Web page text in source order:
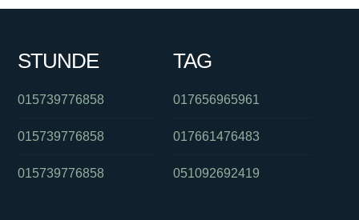
STUNDE
015739776858
015739776858
015739776858
TAG
017656965961
017661476483
051092692419